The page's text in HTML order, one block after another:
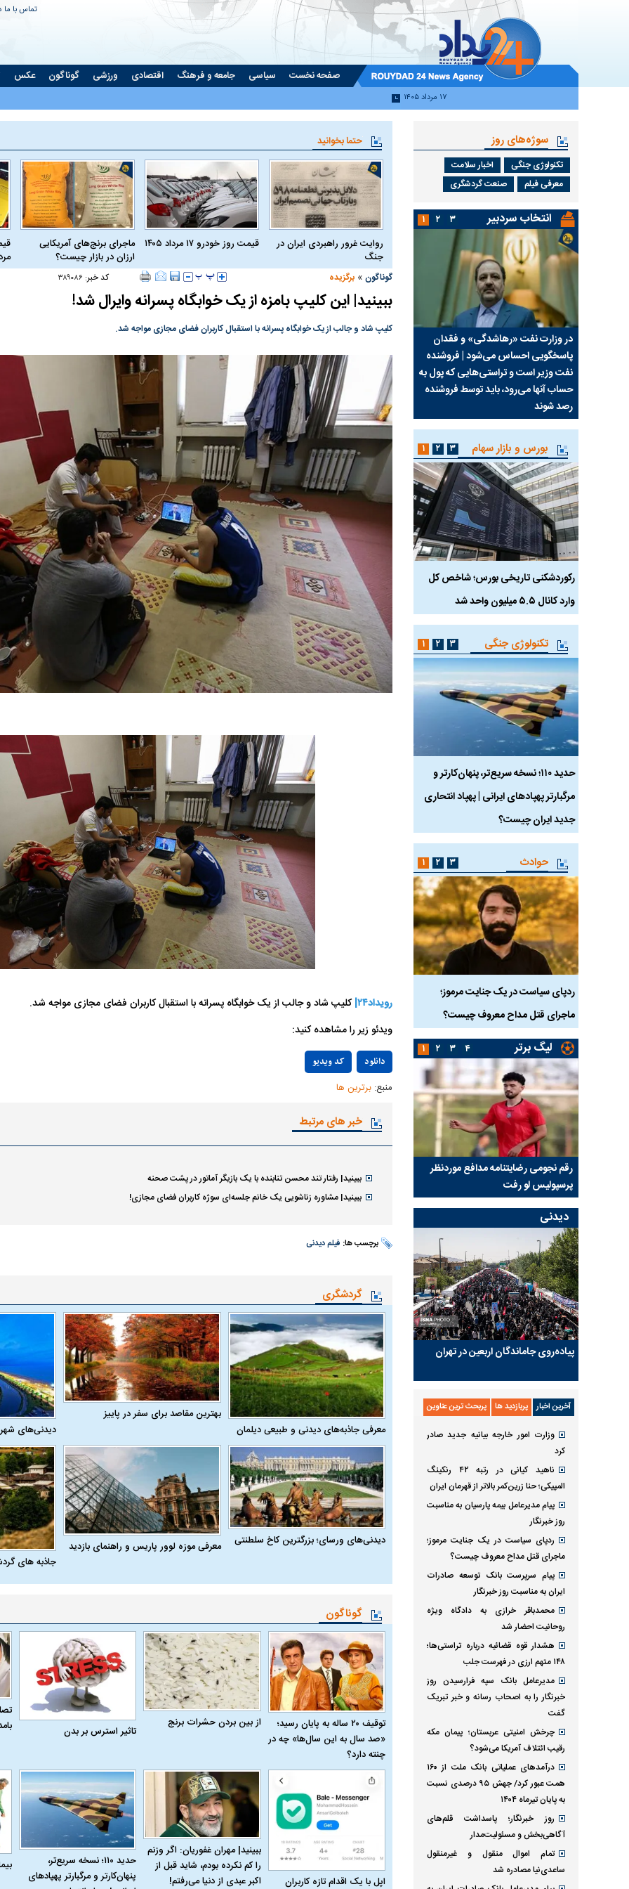
تماس با ما
صفحه نخست سیاسی جامعه و فرهنگ اقتصادی ورزشی گوناگون عکس
۱۷ مرداد ۱۴۰۵
حتما بخوانید
روایت غرور راهبردی ایران در
جنگ
قیمت روز خودرو ۱۷ مرداد ۱۴۰۵
ماجرای برنج‌های آمریکایی
ارزان در بازار چیست؟
گوناگون » برگزیده کد خبر: ۳۸۹۰۸۶
ببینید| این کلیپ بامزه از یک خوابگاه پسرانه وایرال شد!
کلیپ شاد و جالب از یک خوابگاه پسرانه با استقبال کاربران فضای مجازی مواجه شد.
رویداد۲۴|
کلیپ شاد و جالب از یک خوابگاه پسرانه با استقبال کاربران فضای مجازی مواجه شد.
ویدئو زیر را مشاهده کنید:
کد ویدیو
دانلود
منبع: برترین ها
خبر های مرتبط
ببینید| رفتار تند محسن تنابنده با یک بازیگر آماتور در پشت صحنه
ببینید| مشاوره زناشویی یک خانم جلسه‌ای سوژه کاربران فضای مجازی!
برچسب ها: فیلم دیدنی
گردشگری
معرفی جاذبه‌های دیدنی و طبیعی دیلمان
بهترین مقاصد برای سفر در پاییز
دیدنی‌های
دیدنی‌های ورسای؛ بزرگترین کاخ سلطنتی
معرفی موزه لوور پاریس و راهنمای بازدید
جاذبه های
گوناگون
توقیف ۲۰ ساله به پایان رسید؛
«صد سال به این سال‌ها» چه در
چنته دارد؟
از بین بردن حشرات برنج
تاثیر استرس بر بدن
اپل با یک اقدام تازه کاربران
ببینید| مهران غفوریان: اگر وزنم
را کم نکرده بودم، شاید قبل از
اکبر عبدی از دنیا می‌رفتم!
حدید ۱۱۰؛ نسخه سریع‌تر،
پنهان‌کارتر و مرگبارتر پهپادهای
سوژه‌های روز
تکنولوژی جنگی
اخبار سلامت
معرفی فیلم
صنعت گردشگری
انتخاب سردبیر
در وزارت نفت «رهاشدگی» و فقدان
پاسخگویی احساس می‌شود | فروشنده
نفت وزیر است و تراستی‌هایی که پول به
حساب آنها می‌رود، باید توسط فروشنده
رصد شوند
چرا رویای آمریکایی سرنگونی رژیم و
نابودی محور مقاومت تعبیر نشد؟ | پشت
پرده تجارت پهپاد‌ ۱۵۰۰ دلاری که
واشنگتن را زمین زد
مطالعه رفتار هیستریک صدا و سیما علیه
کمپین نه به اعدام
پاسخگویی
نفت وزیر است و
حساب آنها
رصد شوند
۱ ۲ ۳
بورس و بازار سهام
رکوردشکنی تاریخی بورس؛ شاخص کل
وارد کانال ۵.۵ میلیون واحد شد
هجوم نقدینگی به بورس؛ شاخص کل و
هم‌وزن در قله تاریخی
بورس تهران رکورد شکست
رکوردشکنی
وارد کانال ۵.۵ میلیون واحد شد
۱ ۲ ۳
تکنولوژی جنگی
حدید ۱۱۰؛ نسخه سریع‌تر، پنهان‌کارتر و
مرگبارتر پهپادهای ایرانی | پهپاد انتحاری
جدید ایران چیست؟
فضاپیمای «استارشیپ» ایلان ماسک
چیست؟
حدید
مرگبارتر پهپادهای
جدید ایران چیست؟
۱ ۲ ۳
حوادث
ردپای سیاست در یک جنایت مرموز؛
ماجرای قتل مداح معروف چیست؟
۱ ۲ ۳
لیگ برتر
رقم نجومی رضایتنامه مدافع موردنظر
پرسپولیس لو رفت
امضای قرارداد امروز
به فسخ قرارداد نیست
۱ ۲ ۳ ۴
دیدنی
پیاده‌روی جاماندگان اربعین در تهران
آخرین اخبار پربازدید ها پربحث ترین عناوین
وزارت امور خارجه بیانیه جدید صادر
کرد
ناهید کیانی در رتبه ۴۲ رنکینگ
المپیکی؛ حنا زرین‌کمر بالاتر از قهرمان ایران
پیام مدیرعامل بیمه پارسیان به مناسبت
روز خبرنگار
ردپای سیاست در یک جنایت مرموز؛
ماجرای قتل مداح معروف چیست؟
پیام سرپرست بانک توسعه صادرات
ایران به مناسبت روز خبرنگار
محمدباقر خرازی به دادگاه ویژه
روحانیت احضار شد
هشدار قوه قضائیه درباره تراستی‌ها؛
۱۴۸ متهم ارزی در فهرست جلب
مدیرعامل بانک سپه فرارسیدن روز
خبرنگار را به اصحاب رسانه و خبر تبریک
گفت
چرخش امنیتی عربستان؛ پیمان مکه
رقیب ائتلاف آمریکا می‌شود؟
درآمد‌های عملیاتی بانک ملت از ۱۶۰
همت عبور کرد/ جهش ۹۵ درصدی نسبت
به پایان تیرماه ۱۴۰۴
روز خبرنگار؛ پاسداشت قلم‌های
آگاهی‌بخش و مسئولیت‌مدار
تمام اموال منقول و غیرمنقول
ساعدی‌نیا مصادره شد